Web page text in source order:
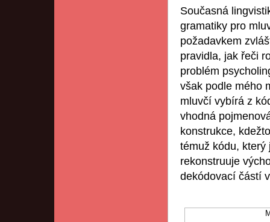
Současná
gramatiky pro
požadavkem
pravidla, jak řeči
problém
však podle mého
mluvčí vybírá z
vhodná
konstrukce,
témuž kódu, který
rekonstruuje
dekódovací částí